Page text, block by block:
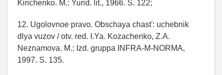
Kirichenko. M.: Yurid. lit., 1966. S. 122;
12. Ugolovnoe pravo. Obschaya chast': uchebnik
dlya vuzov / otv. red. I.Ya. Kozachenko, Z.A.
Neznamova. M.: Izd. gruppa INFRA-M-NORMA,
1997. S. 135.